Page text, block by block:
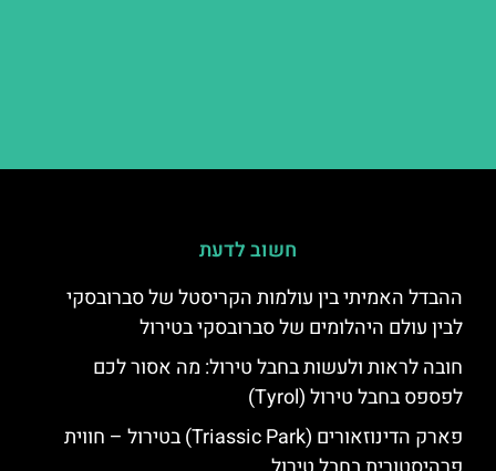
חשוב לדעת
ההבדל האמיתי בין עולמות הקריסטל של סברובסקי
לבין עולם היהלומים של סברובסקי בטירול
חובה לראות ולעשות בחבל טירול: מה אסור לכם
לפספס בחבל טירול (Tyrol)
פארק הדינוזאורים (Triassic Park) בטירול – חווית